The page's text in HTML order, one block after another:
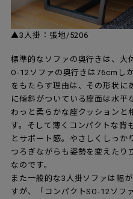
▲3人掛：張地/5206
標準的なソファの奥行きは、大
O-12ソファの奥行きは76cmし
をもたらす理由は、その形状に
に傾斜がついている座面は水平
わっと柔らかな座クッションと
す。そして薄くコンパクトな背
とサポート感。やさしくしっか
つろぎながらも姿勢を変えたり
なのです。
また一般的な3人掛ソファは幅
すが、「コンパクトSO-12ソフ